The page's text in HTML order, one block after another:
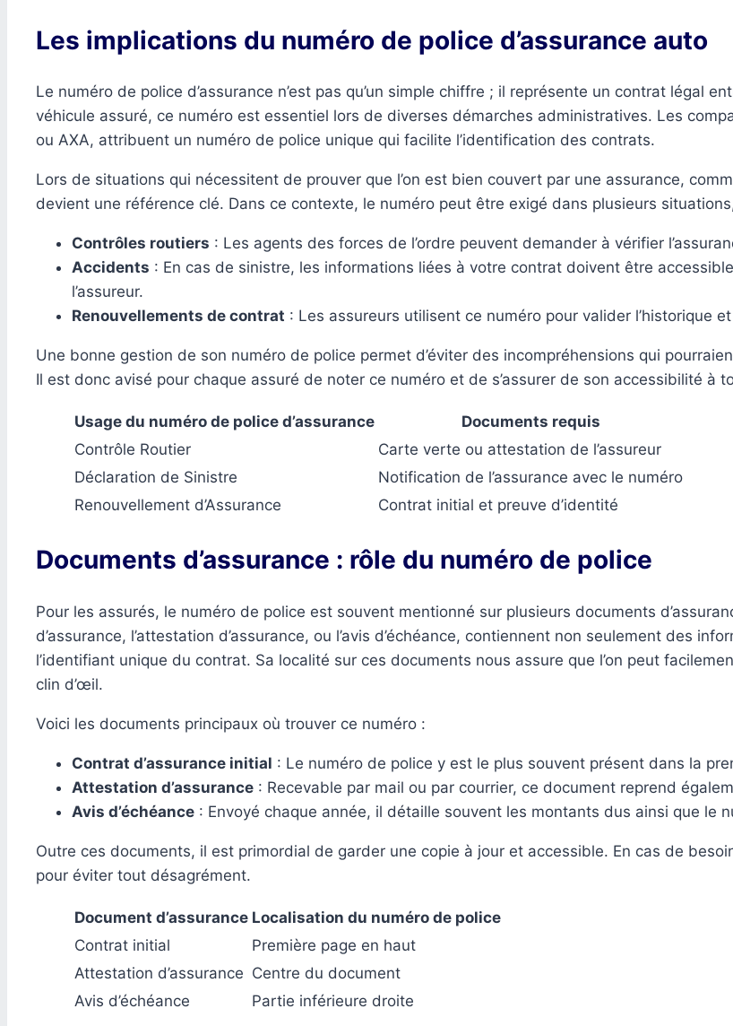
Les implications du numéro de police d’assurance auto
Le numéro de police d’assurance n’est pas qu’un simple chiffre ; il représente un contrat légal
véhicule assuré, ce numéro est essentiel lors de diverses démarches administratives. Les
ou AXA, attribuent un numéro de police unique qui facilite l’identification des contrats.
Lors de situations qui nécessitent de prouver que l’on est bien couvert par une assurance,
devient une référence clé. Dans ce contexte, le numéro peut être exigé dans plusieurs
Contrôles routiers : Les agents des forces de l’ordre peuvent demander à vérifier
Accidents : En cas de sinistre, les informations liées à votre contrat doivent être
l’assureur.
Renouvellements de contrat : Les assureurs utilisent ce numéro pour valider l’historique
Une bonne gestion de son numéro de police permet d’éviter des incompréhensions qui
Il est donc avisé pour chaque assuré de noter ce numéro et de s’assurer de son accessibilité à
Usage du numéro de police d’assurance
Documents requis
Contrôle Routier
Carte verte ou attestation de l’assureur
Déclaration de Sinistre
Notification de l’assurance avec le numéro
Renouvellement d’Assurance
Contrat initial et preuve d’identité
Documents d’assurance : rôle du numéro de police
Pour les assurés, le numéro de police est souvent mentionné sur plusieurs documents
d’assurance, l’attestation d’assurance, ou l’avis d’échéance, contiennent non seulement des
l’identifiant unique du contrat. Sa localité sur ces documents nous assure que l’on peut
clin d’œil.
Voici les documents principaux où trouver ce numéro :
Contrat d’assurance initial : Le numéro de police y est le plus souvent présent dans la
Attestation d’assurance : Recevable par mail ou par courrier, ce document reprend
Avis d’échéance : Envoyé chaque année, il détaille souvent les montants dus ainsi que le
Outre ces documents, il est primordial de garder une copie à jour et accessible. En cas de
pour éviter tout désagrément.
Document d’assurance Localisation du numéro de police
Contrat initial
Première page en haut
Attestation d’assurance Centre du document
Avis d’échéance
Partie inférieure droite